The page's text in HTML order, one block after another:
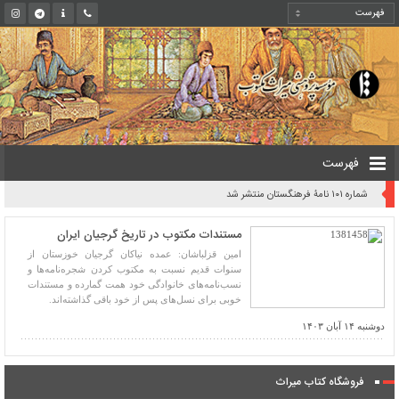
فهرست
شماره ۱۰۱ نامۀ فرهنگستان منتشر شد
مستندات مکتوب در تاریخ گرجیان ایران
امین قزلباشان: عمده نیاکان گرجیان خوزستان از
سنوات قدیم نسبت به مکتوب کردن شجره‌نامه‌ها و
نسب‌نامه‌های خانوادگی خود همت گمارده و مستندات
خوبی برای نسل‌های پس از خود باقی گذاشته‌اند.
دوشنبه ۱۴ آبان ۱۴۰۳
فروشگاه کتاب میراث